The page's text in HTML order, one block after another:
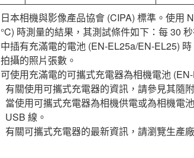
日本相機與影像產品協會 (CIPA) 標準。使用
°C) 時測量的結果，其測試條件如下：每 30
中插有充滿電的電池 (EN-EL25a/EN-EL25)
拍攝的照片張數。
可使用充滿電的可攜式充電器為相機電池
有關使用可攜式充電器的資訊，請參見其隨
當使用可攜式充電器為相機供電或為相機電
USB 線。
有關可攜式充電器的最新資訊，請瀏覽生產